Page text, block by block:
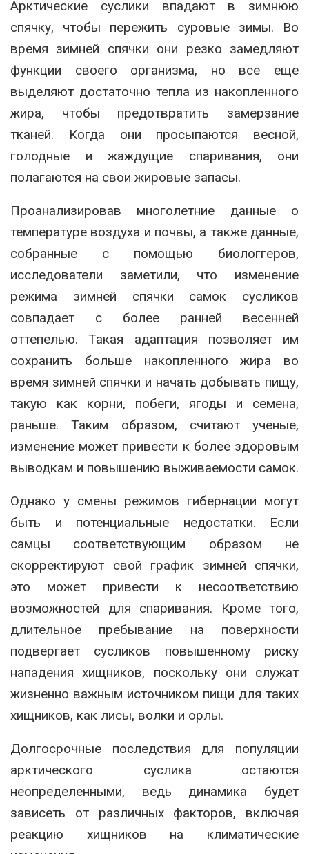
Арктические суслики впадают в зимнюю
спячку, чтобы пережить суровые зимы. Во
время зимней спячки они резко замедляют
функции своего организма, но все еще
выделяют достаточно тепла из накопленного
жира, чтобы предотвратить замерзание
тканей. Когда они просыпаются весной,
голодные и жаждущие спаривания, они
полагаются на свои жировые запасы.
Проанализировав многолетние данные о
температуре воздуха и почвы, а также данные,
собранные с помощью биологгеров,
исследователи заметили, что изменение
режима зимней спячки самок сусликов
совпадает с более ранней весенней
оттепелью. Такая адаптация позволяет им
сохранить больше накопленного жира во
время зимней спячки и начать добывать пищу,
такую как корни, побеги, ягоды и семена,
раньше. Таким образом, считают ученые,
изменение может привести к более здоровым
выводкам и повышению выживаемости самок.
Однако у смены режимов гибернации могут
быть и потенциальные недостатки. Если
самцы соответствующим образом не
скорректируют свой график зимней спячки,
это может привести к несоответствию
возможностей для спаривания. Кроме того,
длительное пребывание на поверхности
подвергает сусликов повышенному риску
нападения хищников, поскольку они служат
жизненно важным источником пищи для таких
хищников, как лисы, волки и орлы.
Долгосрочные последствия для популяции
арктического суслика остаются
неопределенными, ведь динамика будет
зависеть от различных факторов, включая
реакцию хищников на климатические